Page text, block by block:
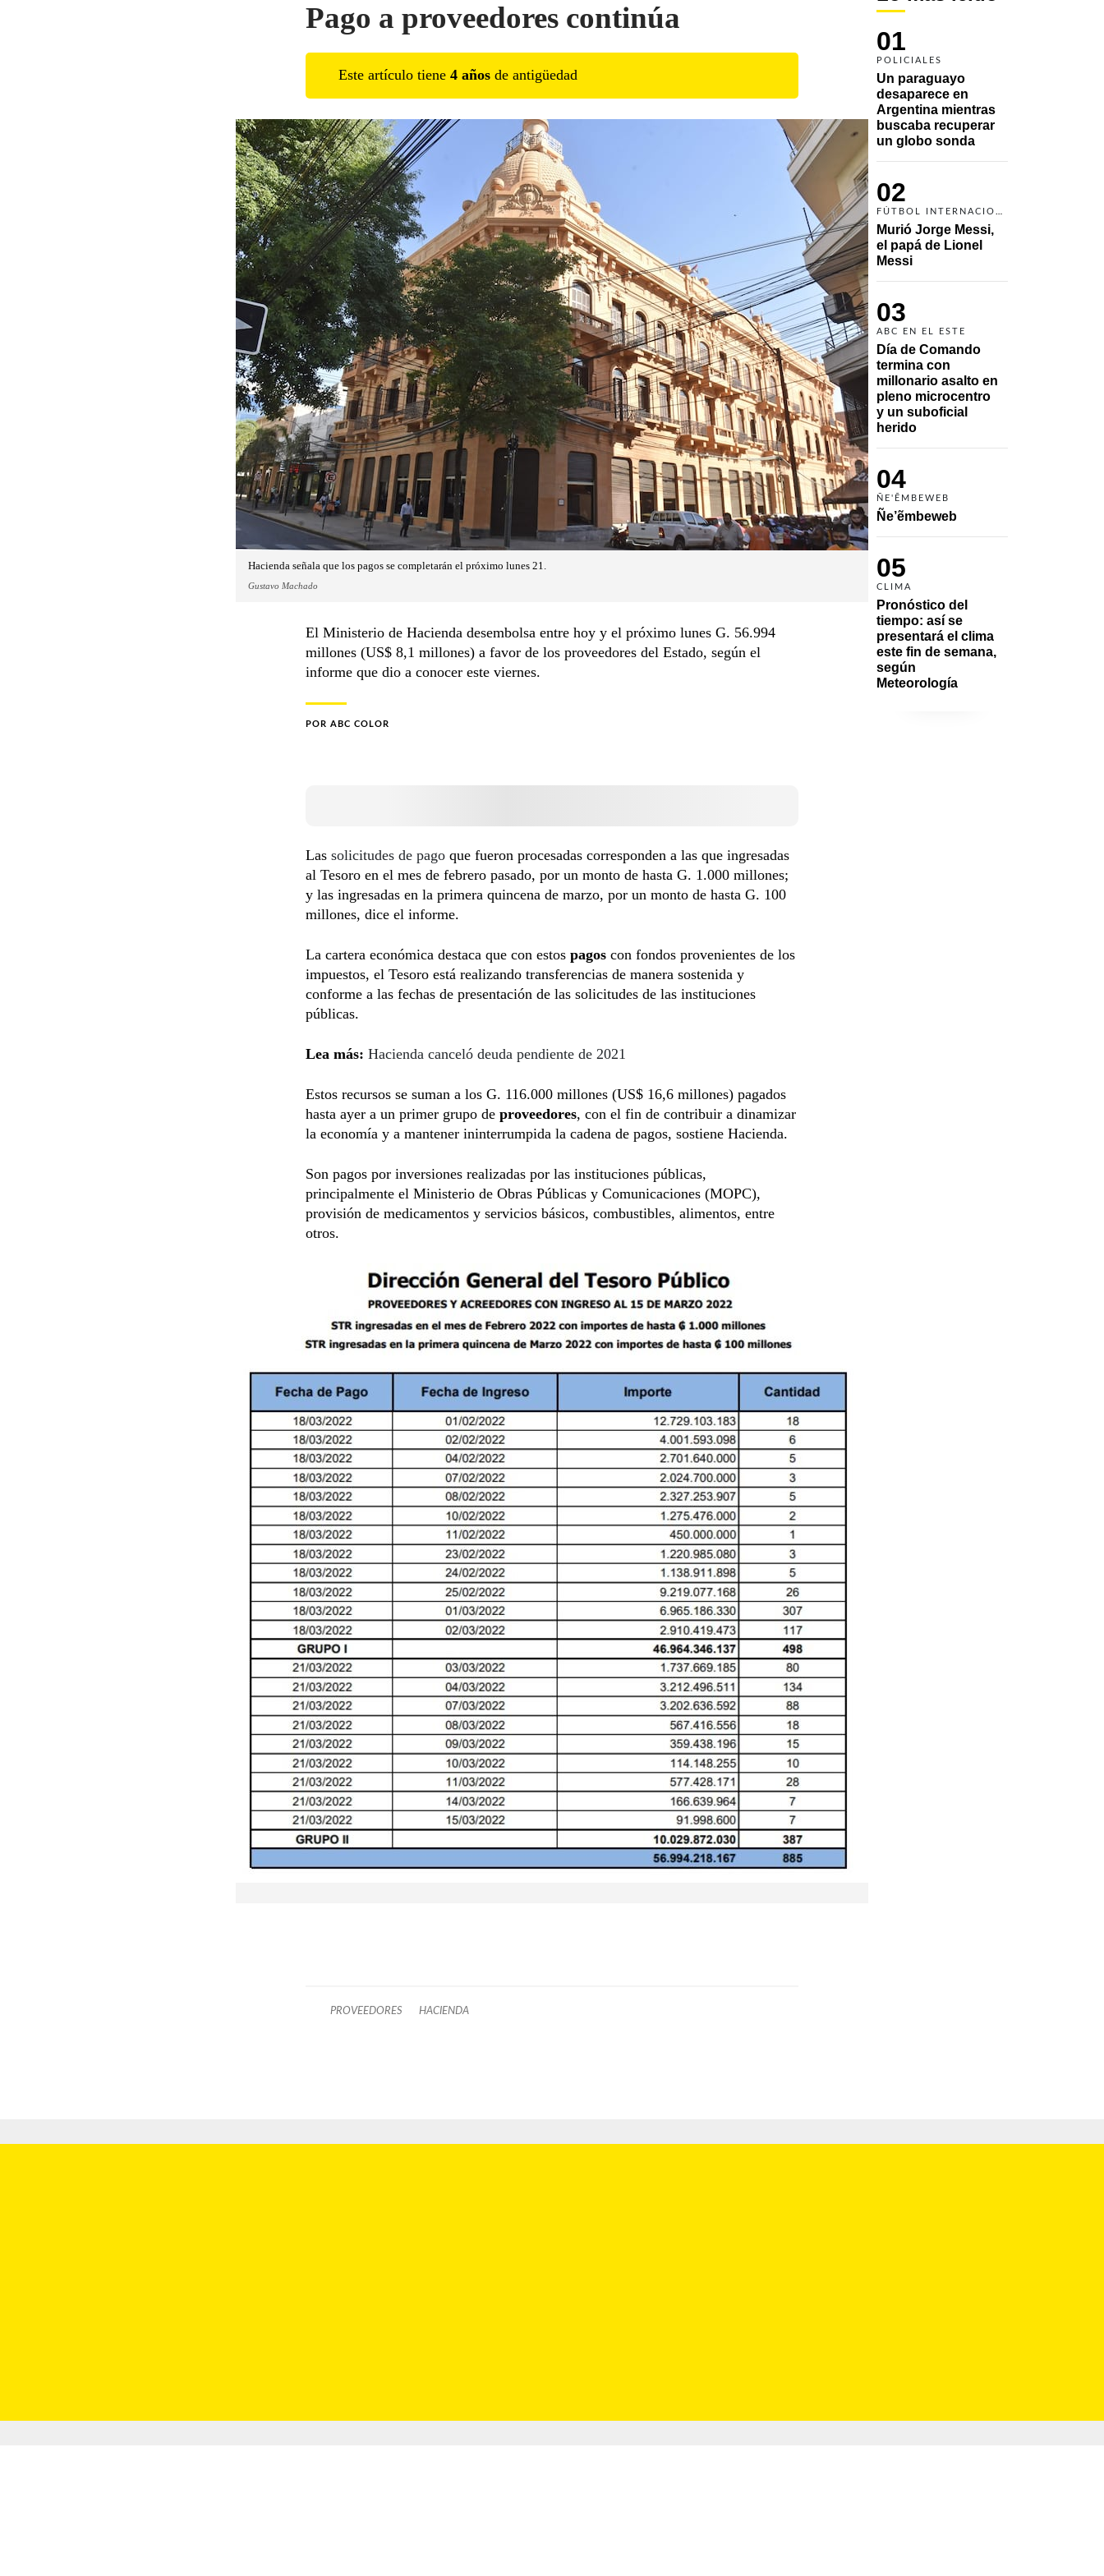
01
POLICIALES
Un paraguayo
desaparece en
Argentina mientras
buscaba recuperar
un globo sonda
02
Murió Jorge Messi,
el papá de Lionel
Messi
03
ABC EN EL ESTE
Día de Comando
termina con
millonario asalto en
pleno microcentro
y un suboficial
herido
04
ÑE'ẼMBEWEB
Ñe’ẽmbeweb
05
CLIMA
Pronóstico del
tiempo: así se
presentará el clima
este fin de semana,
según
Meteorología
Pago a proveedores continúa
Este artículo tiene 4 años de antigüedad
Hacienda señala que los pagos se completarán el próximo lunes 21.
Gustavo Machado
El Ministerio de Hacienda desembolsa entre hoy y el próximo lunes G. 56.994
millones (US$ 8,1 millones) a favor de los proveedores del Estado, según el
informe que dio a conocer este viernes.
POR ABC COLOR
Las solicitudes de pago que fueron procesadas corresponden a las que ingresadas
al Tesoro en el mes de febrero pasado, por un monto de hasta G. 1.000 millones;
y las ingresadas en la primera quincena de marzo, por un monto de hasta G. 100
millones, dice el informe.
La cartera económica destaca que con estos pagos con fondos provenientes de los
impuestos, el Tesoro está realizando transferencias de manera sostenida y
conforme a las fechas de presentación de las solicitudes de las instituciones
públicas.
Lea más: Hacienda canceló deuda pendiente de 2021
Estos recursos se suman a los G. 116.000 millones (US$ 16,6 millones) pagados
hasta ayer a un primer grupo de proveedores, con el fin de contribuir a dinamizar
la economía y a mantener ininterrumpida la cadena de pagos, sostiene Hacienda.
Son pagos por inversiones realizadas por las instituciones públicas,
principalmente el Ministerio de Obras Públicas y Comunicaciones (MOPC),
provisión de medicamentos y servicios básicos, combustibles, alimentos, entre
otros.
PROVEEDORES HACIENDA